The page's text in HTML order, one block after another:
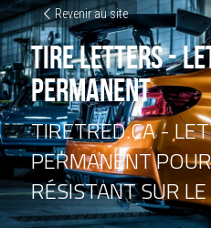
Revenir au site
Tire Letters -
Permanent
TIRETRED.CA -
PERMANENT
RÉSISTANT SUR